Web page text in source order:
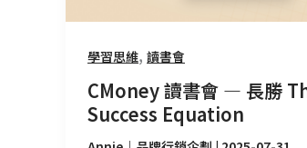
學習思維, 讀書會
CMoney 讀書會 — 長勝
Success Equation
Success
Equation